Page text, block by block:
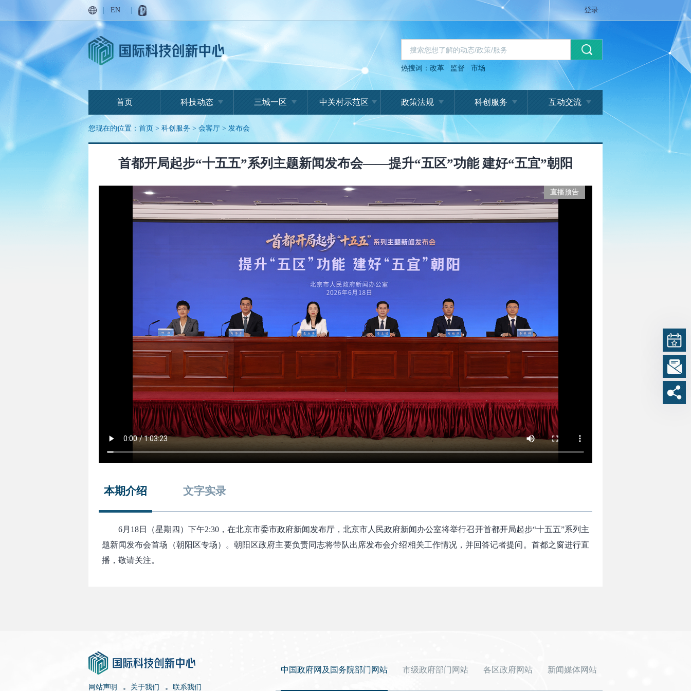
EN 登录
热搜词：改革 监督 市场
首页 科技动态 三城一区 中关村示范区 政策法规 科创服务 互动交流
丰收金
生命绿
您现在的位置： 首页 > 科创服务 > 会客厅 > 发布会
首都开局起步“十五五”系列主题新闻发布会——提升“五区”功能 建好“五宜”朝阳
直播预告
本期介绍 文字实录
6月18日（星期四）下午2:30，在北京市委市政府新闻发布厅，北京市人民政府新闻办公室将举行召开首都开局起步“十五五”系列主
题新闻发布会首场（朝阳区专场）。朝阳区政府主要负责同志将带队出席发布会介绍相关工作情况，并回答记者提问。首都之窗进行直
播，敬请关注。
网站声明 关于我们 联系我们
中国政府网及国务院部门网站 市级政府部门网站 各区政府网站 新闻媒体网站